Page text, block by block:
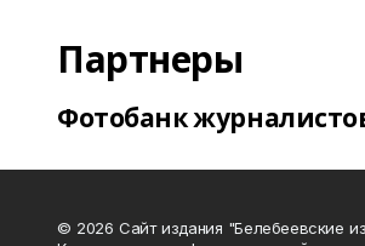
Партнеры
Фотобанк
© 2026 Сайт издания "Белебеевские